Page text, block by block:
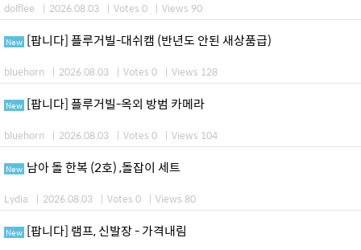
dolflee | 2026.08.03 | Votes 0 | Views 90
New [팝니다] 플루거빌-대쉬캠 (반년도 안된 새상품급)
bluehorn | 2026.08.03 | Votes 0 | Views 128
New [팝니다] 플루거빌-옥외 방범 카메라
bluehorn | 2026.08.03 | Votes 0 | Views 104
New 남아 돌 한복 (2호) ,돌잡이 세트
Lydia | 2026.08.03 | Votes 0 | Views 80
New [팝니다] 램프, 신발장 - 가격내림